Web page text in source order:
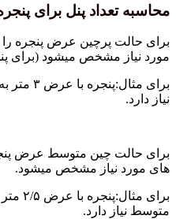
محاسبه تعداد پنل برای
مورد نیاز مشخص میشود (برای پنجره بالای ۳
نیاز دارد.
های مورد نیاز مشخص میشود.
متوسط نیاز دارد.